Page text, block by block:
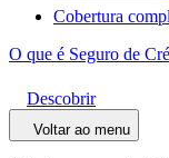
Cobertura
O que é Seguro de
Descobrir
Voltar ao menu